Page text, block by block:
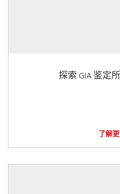
探索 GIA 鉴定
了解